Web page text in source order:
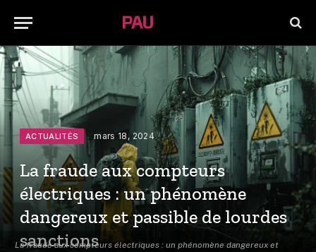
La fraude aux compteurs électriques : un phénomène dangereux et
ACTUALITÉS mars 18, 2024
La fraude aux compteurs
électriques : un phénomène
dangereux et passible de lourdes
sanctions